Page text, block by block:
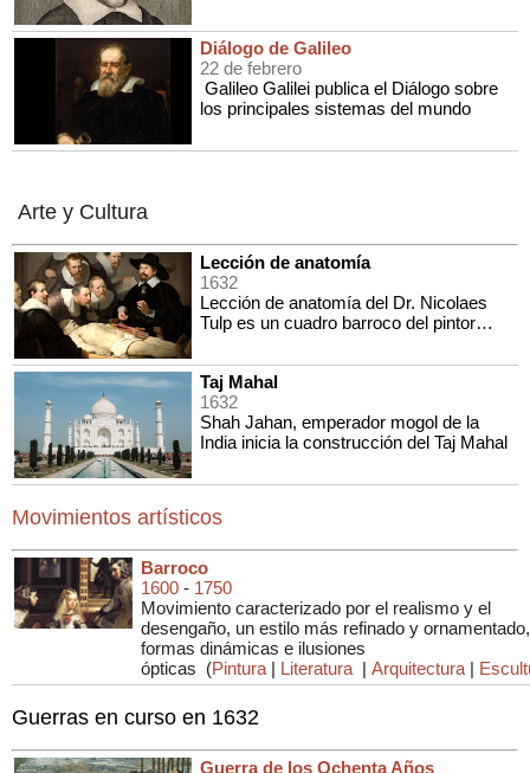
Diálogo de Galileo
22 de febrero
Galileo Galilei publica el Diálogo sobre
los principales sistemas del mundo
Arte y Cultura
Lección de anatomía
1632
Lección de anatomía del Dr. Nicolaes
Tulp es un cuadro barroco del pintor
óleo sobre lienzo en 1632. Actualmente
se conserva en el Mauritshuis de La
Haya en Países Bajos.
Taj Mahal
1632
Shah Jahan, emperador mogol de la
India inicia la construcción del Taj Mahal
Movimientos artísticos
Barroco
1600 - 1750
Movimiento caracterizado por el realismo y el
desengaño, un estilo más refinado y
formas dinámicas e ilusiones
ópticas (Pintura | Literatura | Arquitectura |
Guerras en curso en 1632
Guerra de los Ochenta Años